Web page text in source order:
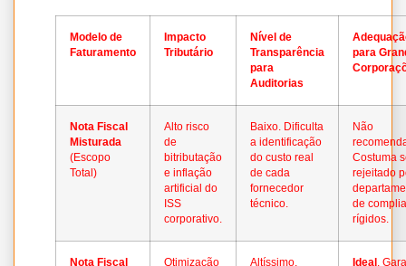
Modelo de
Faturamento
Impacto
Tributário
Nível de
Transparência
para
Auditorias
para
Nota Fiscal
Misturada
(Escopo
Total)
Alto risco
de
bitributação
e inflação
artificial do
ISS
corporativo.
Baixo. Dificulta
a identificação
do custo real
de cada
fornecedor
técnico.
Não
Costuma
rejeitado
de
rígidos.
Nota Fiscal
Otimização
Altíssimo.
Ideal
.